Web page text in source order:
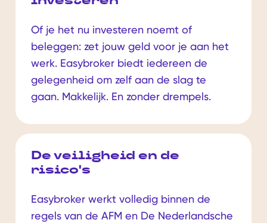
Of je het nu investeren noemt of
beleggen: zet jouw geld voor je aan het
werk. Easybroker biedt iedereen de
gelegenheid om zelf aan de slag te
gaan. Makkelijk. En zonder drempels.
De veiligheid en de
risico's
Easybroker werkt volledig binnen de
regels van de AFM en De Nederlandsche